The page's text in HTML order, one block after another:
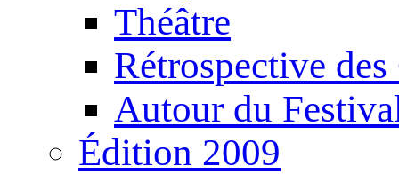
Théâtre
Rétrospective
Autour du
Édition 2009